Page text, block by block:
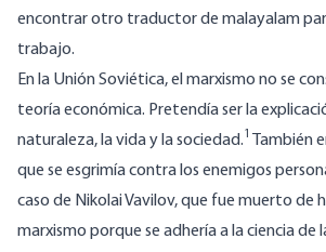
encontrar otro traductor de malayalam
trabajo.
En la Unión Soviética, el marxismo no se
teoría económica. Pretendía ser la
naturaleza, la vida y la sociedad.1
También
que se esgrimía contra los enemigos
caso de Nikolai Vavilov, que fue muerto de
marxismo porque se adhería a la ciencia de